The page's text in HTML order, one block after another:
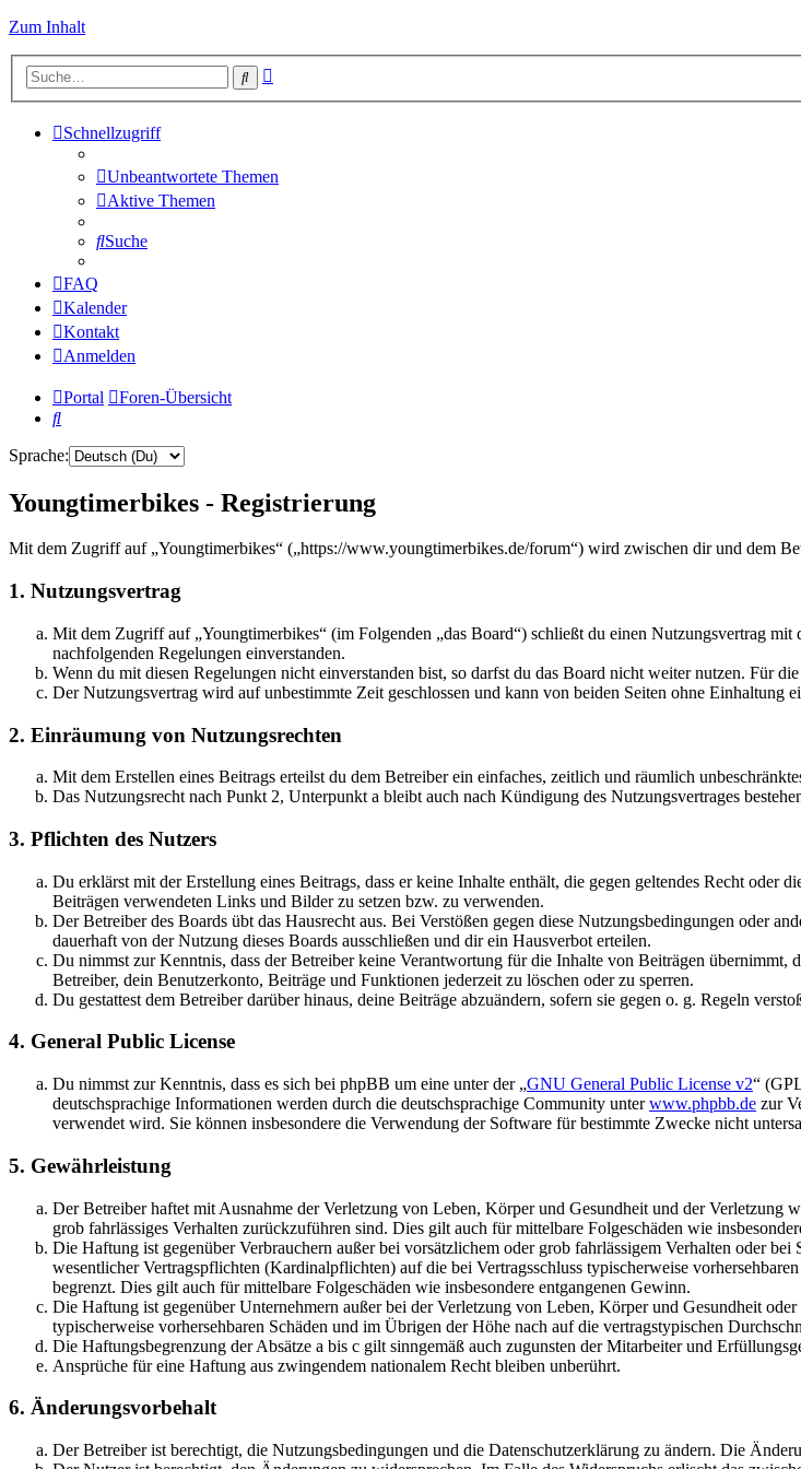
Zum Inhalt
Suche
Schnellzugriff
Unbeantwortete Themen
Aktive Themen
Suche
FAQ
Kalender
Kontakt
Anmelden
Portal
Foren-Übersicht
Suche
Sprache:
Youngtimerbikes - Registrierung
Mit dem Zugriff auf „Youngtimerbikes“ („https://www.youngtimerbikes.de/forum“) wird zwischen dir und dem
1. Nutzungsvertrag
Mit dem Zugriff auf „Youngtimerbikes“ (im Folgenden „das Board“) schließt du einen Nutzungsvertrag
nachfolgenden Regelungen einverstanden.
Wenn du mit diesen Regelungen nicht einverstanden bist, so darfst du das Board nicht weiter nutzen. Für
Der Nutzungsvertrag wird auf unbestimmte Zeit geschlossen und kann von beiden Seiten ohne Einhaltung
2. Einräumung von Nutzungsrechten
Mit dem Erstellen eines Beitrags erteilst du dem Betreiber ein einfaches, zeitlich und räumlich
Das Nutzungsrecht nach Punkt 2, Unterpunkt a bleibt auch nach Kündigung des Nutzungsvertrages
3. Pflichten des Nutzers
Du erklärst mit der Erstellung eines Beitrags, dass er keine Inhalte enthält, die gegen geltendes Recht oder
Beiträgen verwendeten Links und Bilder zu setzen bzw. zu verwenden.
Der Betreiber des Boards übt das Hausrecht aus. Bei Verstößen gegen diese Nutzungsbedingungen oder
dauerhaft von der Nutzung dieses Boards ausschließen und dir ein Hausverbot erteilen.
Du nimmst zur Kenntnis, dass der Betreiber keine Verantwortung für die Inhalte von Beiträgen übernimmt,
Betreiber, dein Benutzerkonto, Beiträge und Funktionen jederzeit zu löschen oder zu sperren.
Du gestattest dem Betreiber darüber hinaus, deine Beiträge abzuändern, sofern sie gegen o. g. Regeln
4. General Public License
Du nimmst zur Kenntnis, dass es sich bei phpBB um eine unter der „GNU General Public License v2“
deutschsprachige Informationen werden durch die deutschsprachige Community unterwww.phpbb.de zur
verwendet wird. Sie können insbesondere die Verwendung der Software für bestimmte Zwecke nicht
5. Gewährleistung
Der Betreiber haftet mit Ausnahme der Verletzung von Leben, Körper und Gesundheit und der
grob fahrlässiges Verhalten zurückzuführen sind. Dies gilt auch für mittelbare Folgeschäden wie
Die Haftung ist gegenüber Verbrauchern außer bei vorsätzlichem oder grob fahrlässigem Verhalten oder
wesentlicher Vertragspflichten (Kardinalpflichten) auf die bei Vertragsschluss typischerweise
begrenzt. Dies gilt auch für mittelbare Folgeschäden wie insbesondere entgangenen Gewinn.
Die Haftung ist gegenüber Unternehmern außer bei der Verletzung von Leben, Körper und Gesundheit
typischerweise vorhersehbaren Schäden und im Übrigen der Höhe nach auf die vertragstypischen
Die Haftungsbegrenzung der Absätze a bis c gilt sinngemäß auch zugunsten der Mitarbeiter und
Ansprüche für eine Haftung aus zwingendem nationalem Recht bleiben unberührt.
6. Änderungsvorbehalt
Der Betreiber ist berechtigt, die Nutzungsbedingungen und die Datenschutzerklärung zu ändern. Die